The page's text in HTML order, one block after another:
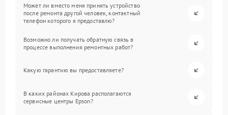
Может ли вместо меня принять устройство
после ремонта другой человек, контактный
телефон которого я предоставлю?
Возможно ли получать обратную связь в
процессе выполнения ремонтных работ?
Какую гарантию вы предоставляете?
В каких районах Кирова располагаются
сервисные центры Epson?